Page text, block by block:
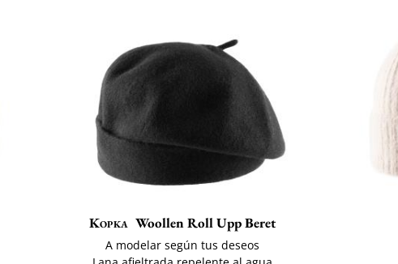
Kopka Woollen Roll Upp Beret
A modelar según tus deseos